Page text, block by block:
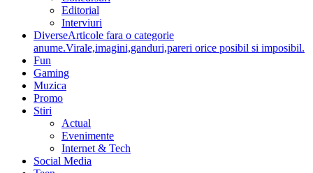
Editorial
Interviuri
DiverseArticole fara o categorie
anume.Virale,imagini,ganduri,pareri orice posibil si imposibil.
Fun
Gaming
Muzica
Promo
Stiri
Actual
Evenimente
Internet & Tech
Social Media